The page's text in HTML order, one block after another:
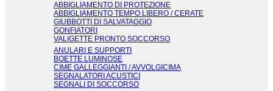
ABBIGLIAMENTO DI PROTEZIONE
ABBIGLIAMENTO TEMPO LIBERO / CERATE
GIUBBOTTI DI SALVATAGGIO
GONFIATORI
VALIGETTE PRONTO SOCCORSO
ANULARI E SUPPORTI
BOETTE LUMINOSE
CIME GALLEGGIANTI / AVVOLGICIMA
SEGNALATORI ACUSTICI
SEGNALI DI SOCCORSO